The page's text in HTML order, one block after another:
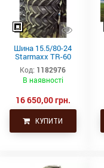
Шина 15.5/80-24
Starmaxx TR-60
(16PR, 163A8, TL)
Код: 1182976
В наявності
16 650,00 грн.
КУПИТИ